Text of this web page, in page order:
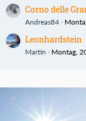
Corno delle
Andreas84
Leonhardstein
Martin Montag,